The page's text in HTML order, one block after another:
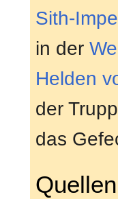
Sith-
in der
Helden
der
das
Quellen